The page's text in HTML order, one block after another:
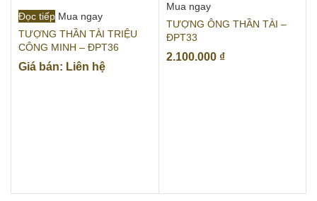
Đọc tiếp Mua ngay
TƯỢNG THẦN TÀI TRIỆU
CÔNG MINH – ĐPT36
Giá bán: Liên hệ
Mua ngay
TƯỢNG ÔNG THẦN TÀI –
ĐPT33
2.100.000 ₫